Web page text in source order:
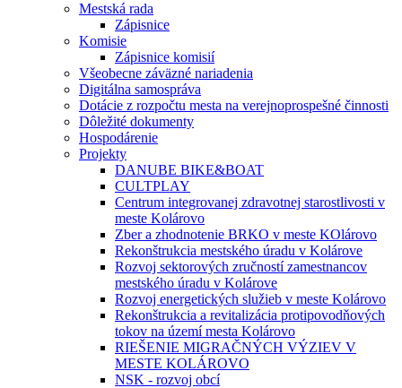
Mestská rada
Zápisnice
Komisie
Zápisnice komisií
Všeobecne záväzné nariadenia
Digitálna samospráva
Dotácie z rozpočtu mesta na verejnoprospešné činnosti
Dôležité dokumenty
Hospodárenie
Projekty
DANUBE BIKE&BOAT
CULTPLAY
Centrum integrovanej zdravotnej starostlivosti v
meste Kolárovo
Zber a zhodnotenie BRKO v meste KOlárovo
Rekonštrukcia mestského úradu v Kolárove
Rozvoj sektorových zručností zamestnancov
mestského úradu v Kolárove
Rozvoj energetických služieb v meste Kolárovo
Rekonštrukcia a revitalizácia protipovodňových
tokov na území mesta Kolárovo
RIEŠENIE MIGRAČNÝCH VÝZIEV V
MESTE KOLÁROVO
NSK - rozvoj obcí